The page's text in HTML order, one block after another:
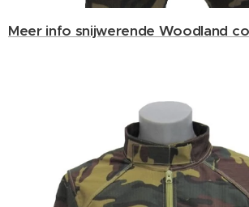
Meer info snijwerende Woodland